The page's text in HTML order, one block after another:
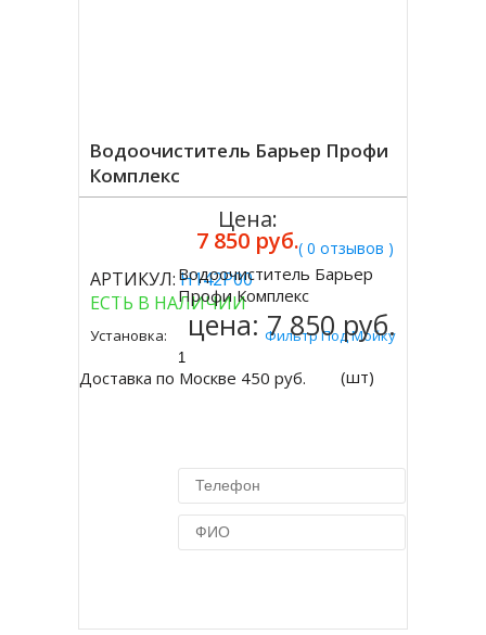
Водоочиститель Барьер Профи
Комплекс
( 0 отзывов )
АРТИКУЛ:Н142Р00
ЕСТЬ В НАЛИЧИИ
Установка: Фильтр Под Мойку
Доставка по Москве 450 руб.
Цена:
7 850 руб.
Купить
Водоочиститель Барьер
Профи Комплекс
цена:7 850 руб.
(шт)